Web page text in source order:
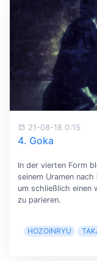
21-08-18 0:15
4. Goka
In der vierten Form
seinem Uramen
um schließlich einen
zu parieren.
HOZOINRYU